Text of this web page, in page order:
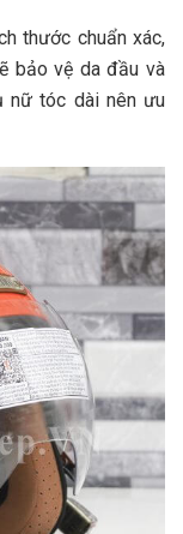
thước chuẩn xác,
bảo vệ da đầu và
nữ tóc dài nên ưu